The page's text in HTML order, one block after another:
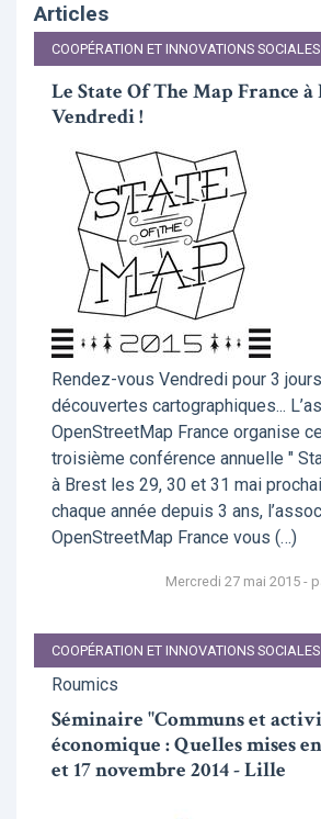
Articles
COOPÉRATION ET INNOVATIONS SOCIALES
Le State Of The Map France à
Vendredi !
Rendez-vous Vendredi pour 3
découvertes cartographiques...
OpenStreetMap France organise
troisième conférence annuelle "
à Brest les 29, 30 et 31 mai
chaque année depuis 3 ans,
OpenStreetMap France vous (…)
Mercredi 27 mai 2015 -
COOPÉRATION ET INNOVATIONS SOCIALES
Roumics
Séminaire "Communs et
économique : Quelles mises
et 17 novembre 2014 - Lille